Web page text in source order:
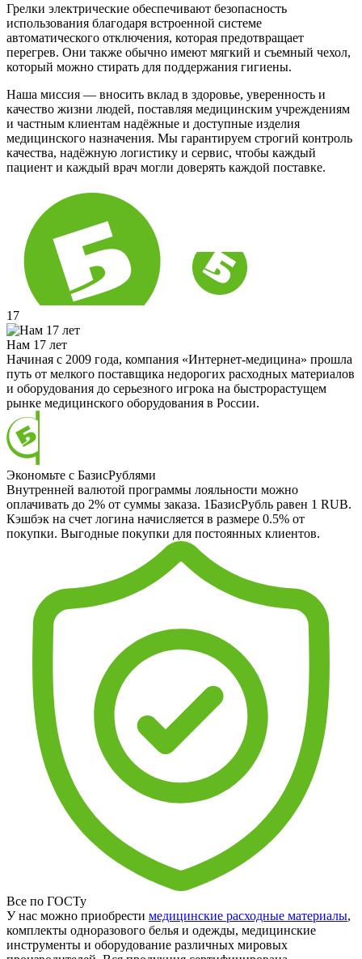
Грелки электрические обеспечивают безопасность
использования благодаря встроенной системе
автоматического отключения, которая предотвращает
перегрев. Они также обычно имеют мягкий и съемный чехол,
который можно стирать для поддержания гигиены.
Наша миссия — вносить вклад в здоровье, уверенность и
качество жизни людей, поставляя медицинским учреждениям
и частным клиентам надёжные и доступные изделия
медицинского назначения. Мы гарантируем строгий контроль
качества, надёжную логистику и сервис, чтобы каждый
пациент и каждый врач могли доверять каждой поставке.
17
Нам 17 лет
Начиная с 2009 года, компания «Интернет-медицина» прошла
путь от мелкого поставщика недорогих расходных материалов
и оборудования до серьезного игрока на быстрорастущем
рынке медицинского оборудования в России.
Экономьте с БазисРублями
Внутренней валютой программы лояльности можно
оплачивать до 2% от суммы заказа. 1БазисРубль равен 1 RUB.
Кэшбэк на счет логина начисляется в размере 0.5% от
покупки. Выгодные покупки для постоянных клиентов.
Все по ГОСТу
У нас можно приобрести медицинские расходные материалы,
комплекты одноразового белья и одежды, медицинские
инструменты и оборудование различных мировых